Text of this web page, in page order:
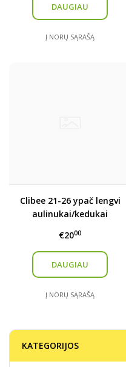
DAUGIAU
Į NORŲ SĄRAŠĄ
Clibee 21-26 ypač lengvi
aulinukai/kedukai
€2000
DAUGIAU
Į NORŲ SĄRAŠĄ
KATEGORIJOS